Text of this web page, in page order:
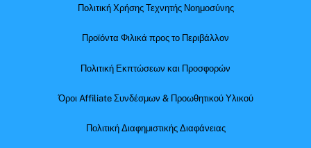
Πολιτική Χρήσης Τεχνητής Νοημοσύνης
Προϊόντα Φιλικά προς το Περιβάλλον
Πολιτική Εκπτώσεων και Προσφορών
Όροι Affiliate Συνδέσμων & Προωθητικού Υλικού
Πολιτική Διαφημιστικής Διαφάνειας